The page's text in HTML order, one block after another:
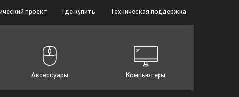
проект Где купить Техническая поддержка
Аксессуары Компьютеры